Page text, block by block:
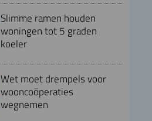
Slimme ramen houden
woningen tot 5 graden
koeler
Wet moet drempels voor
wooncoöperaties
wegnemen